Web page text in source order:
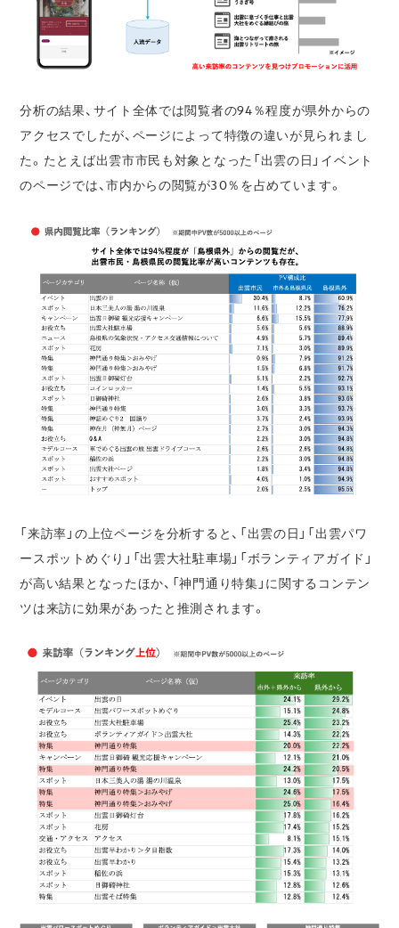
分析の結果、サイト全体では閲覧者の94％程度が県外からの
アクセスでしたが、ページによって特徴の違いが見られまし
た。たとえば出雲市市民も対象となった「出雲の日」イベント
のページでは、市内からの閲覧が30％を占めています。
「来訪率」の上位ページを分析すると、「出雲の日」「出雲パワ
ースポットめぐり」「出雲大社駐車場」「ボランティアガイド」
が高い結果となったほか、「神門通り特集」に関するコンテン
ツは来訪に効果があったと推測されます。